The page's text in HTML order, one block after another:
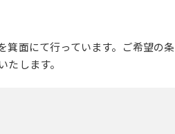
面にて行っています。ご希望の
します。